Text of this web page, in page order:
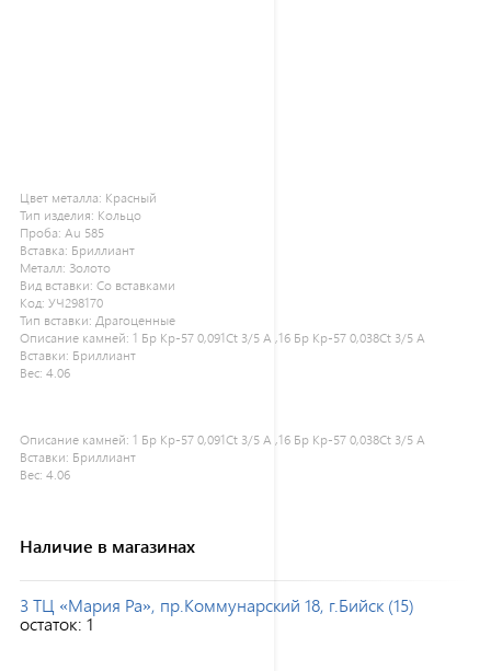
Цвет металла: Красный
Тип изделия: Кольцо
Проба: Au 585
Вставка: Бриллиант
Металл: Золото
Вид вставки: Со вставками
Код: УЧ298170
Тип вставки: Драгоценные
Описание камней: 1 Бр Кр-57 0,091Ct 3/5 А ,16 Бр Кр-57 0,038Ct 3/5 А
Вставки: Бриллиант
Вес: 4.06
Описание камней: 1 Бр Кр-57 0,091Ct 3/5 А ,16 Бр Кр-57 0,038Ct 3/5 А
Вставки: Бриллиант
Вес: 4.06
Наличие в магазинах
3 ТЦ «Мария Ра», пр.Коммунарский 18, г.Бийск (15)
остаток: 1